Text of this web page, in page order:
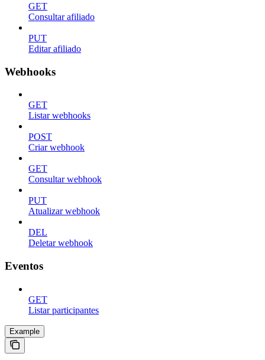
GET
Consultar afiliado
PUT
Editar afiliado
Webhooks
GET
Listar webhooks
POST
Criar webhook
GET
Consultar webhook
PUT
Atualizar webhook
DEL
Deletar webhook
Eventos
GET
Listar participantes
Example